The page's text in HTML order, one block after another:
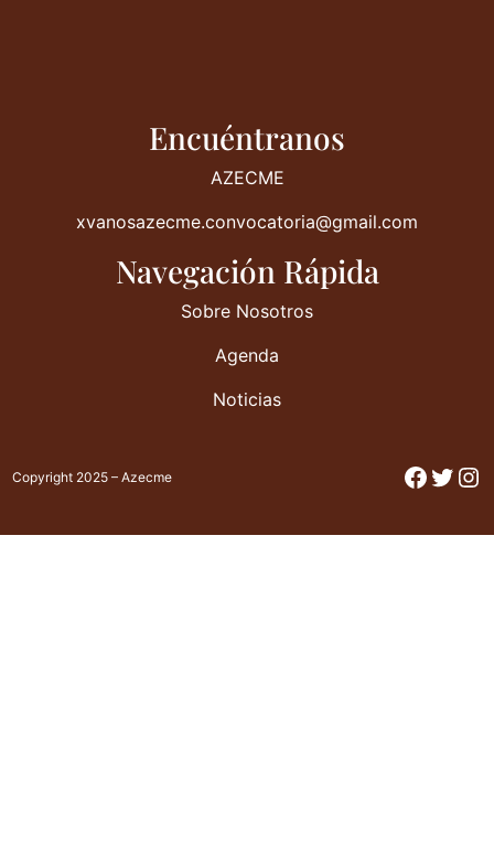
Encuéntranos
AZECME
xvanosazecme.convocatoria@gmail.com
Navegación Rápida
Sobre Nosotros
Agenda
Noticias
Copyright 2025 – Azecme